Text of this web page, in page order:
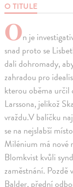
O TITULE
On je
snad proto se
dali dohromady,
zahradou pro
kterou oběma určil
Larssona, jelikož
vraždu.V balíčku
se na nejslabší
Milénium má nové
Blomkvist kvůli
zaměstnání. Pozdě
Balder, přední